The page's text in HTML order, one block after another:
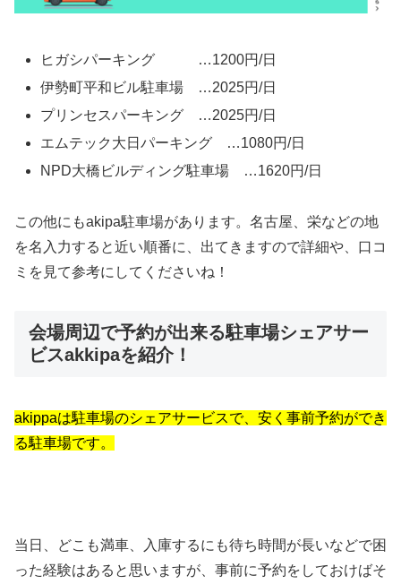
ヒガシパーキング …1200円/日
伊勢町平和ビル駐車場 …2025円/日
プリンセスパーキング …2025円/日
エムテック大日パーキング …1080円/日
NPD大橋ビルディング駐車場 …1620円/日
この他にもakipa駐車場があります。名古屋、栄などの地
を名入力すると近い順番に、出てきますので詳細や、口コ
ミを見て参考にしてくださいね！
会場周辺で予約が出来る駐車場シェアサー
ビスakkipaを紹介！
akippaは駐車場のシェアサービスで、安く事前予約ができ
る駐車場です。
当日、どこも満車、入庫するにも待ち時間が長いなどで困
った経験はあると思いますが、事前に予約をしておけばそ